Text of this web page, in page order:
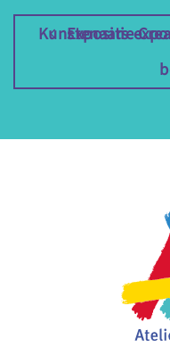
Expositie
Kunstenaars